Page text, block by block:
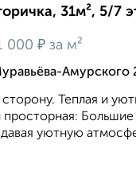
31м², 5/7
000 ₽ за м²
Амурского
Теплая и
уютную